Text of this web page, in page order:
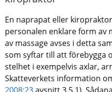
En naprapat eller
personalen enklare form av
av massage avses i detta
som syftar till att förebygga
stelhet i exempelvis axlar,
Skatteverkets information